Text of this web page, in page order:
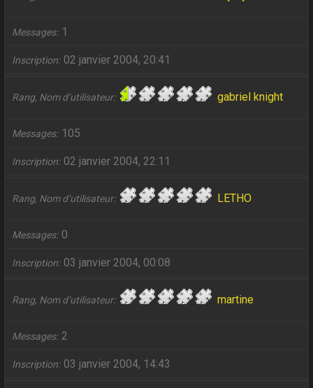
Messages 1
Inscription 02 janvier 2004, 20:41
Rang, Nom d’utilisateur gabriel knight
Messages 105
Inscription 02 janvier 2004, 22:11
Rang, Nom d’utilisateur LETHO
Messages 0
Inscription 03 janvier 2004, 00:08
Rang, Nom d’utilisateur martine
Messages 2
Inscription 03 janvier 2004, 14:43